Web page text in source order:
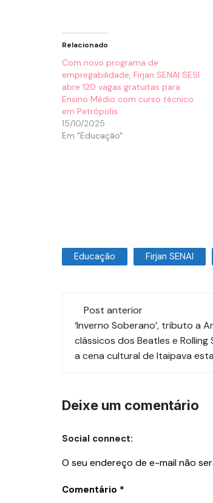
Relacionado
Com novo programa de
empregabilidade, Firjan SENAI SESI
abre 120 vagas gratuitas para
Ensino Médio com curso técnico
em Petrópolis
15/10/2025
Em "Educação"
Educação Firjan SENAI
Post anterior
‘Inverno Soberano’, tributo a
clássicos dos Beatles e Rolling
a cena cultural de Itaipava
Deixe um comentário
Social connect:
O seu endereço de e-mail não
Comentário *